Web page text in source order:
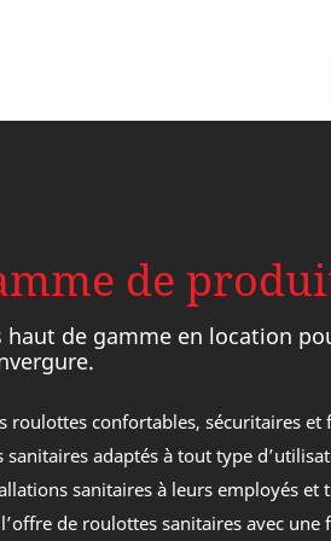
de
de gamme en location
confortables, sécuritaires
adaptés à tout type
sanitaires à leurs employés et
de roulottes sanitaires avec
822
Élégance